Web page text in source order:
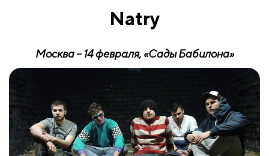
Natry
Москва – 14 февраля, «Сады Бабилона»